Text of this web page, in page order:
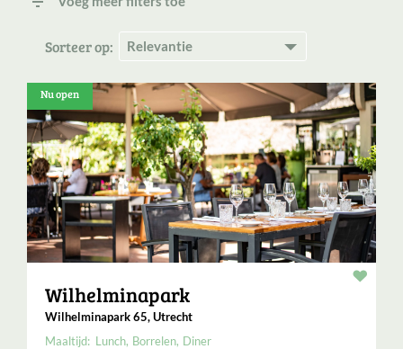
Sorteer op:
Nu open
Wilhelminapark
Wilhelminapark 65, Utrecht
Maaltijd: Lunch Borrelen Diner